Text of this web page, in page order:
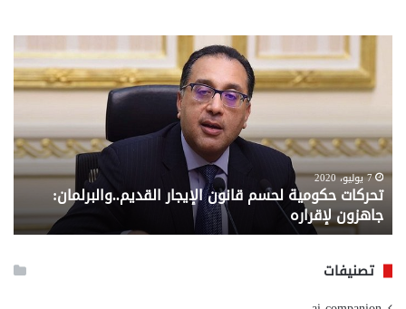
تحركات
حكومية
لحسم
قانون
القديم..والبرلمان:
جاهزون
لإقراره
7 يوليو، 2020
تحركات حكومية لحسم قانون الإيجار القديم..والبرلمان:
جاهزون لإقراره
..
من
تصنيفات